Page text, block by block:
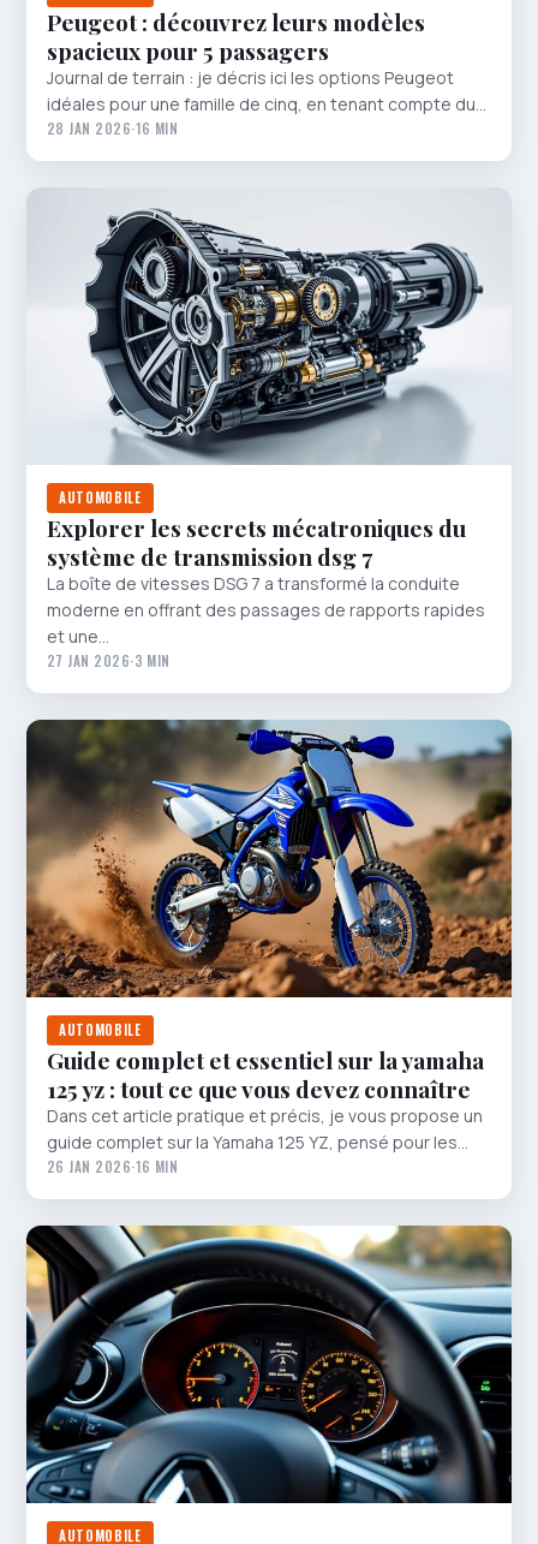
Peugeot : découvrez leurs modèles
spacieux pour 5 passagers
Journal de terrain : je décris ici les options Peugeot
idéales pour une famille de cinq, en tenant compte du…
28 JAN 2026·16 MIN
AUTOMOBILE
Explorer les secrets mécatroniques du
système de transmission dsg 7
La boîte de vitesses DSG 7 a transformé la conduite
moderne en offrant des passages de rapports rapides
et une…
27 JAN 2026·3 MIN
AUTOMOBILE
Guide complet et essentiel sur la yamaha
125 yz : tout ce que vous devez connaître
Dans cet article pratique et précis, je vous propose un
guide complet sur la Yamaha 125 YZ, pensé pour les…
26 JAN 2026·16 MIN
AUTOMOBILE